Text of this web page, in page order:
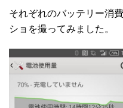
それぞれのバッテリー消
ショを撮ってみました。